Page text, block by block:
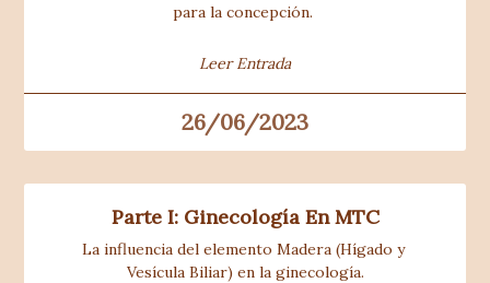
para la concepción.
Leer Entrada
26/06/2023
Parte I: Ginecología En MTC
La influencia del elemento Madera (Hígado y
Vesícula Biliar) en la ginecología.